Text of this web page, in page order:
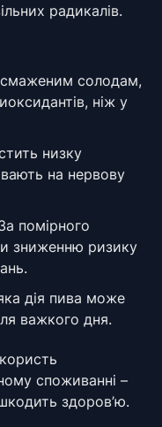
радикалів.
солодам,
ніж у
низку
на нервову
помірного
зниженню ризику
дія пива може
важкого дня.
споживанні –
здоров’ю.